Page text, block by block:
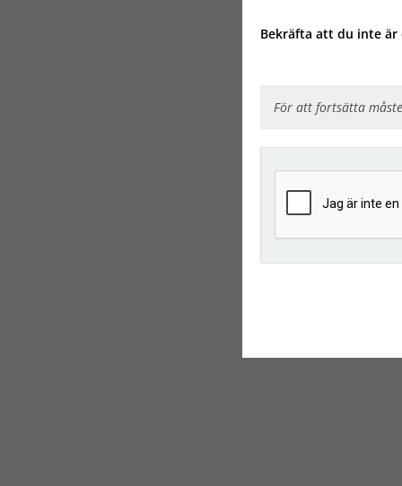
Bekräfta att du inte
För att fortsätta